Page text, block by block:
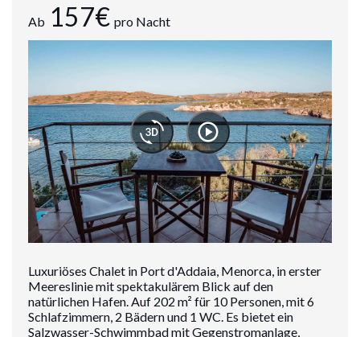
Ab 157€ pro Nacht
Luxuriöses Chalet in Port d'Addaia, Menorca, in erster
Meereslinie mit spektakulärem Blick auf den
natürlichen Hafen. Auf 202 m² für 10 Personen, mit 6
Schlafzimmern, 2 Bädern und 1 WC. Es bietet ein
Salzwasser-Schwimmbad mit Gegenstromanlage,